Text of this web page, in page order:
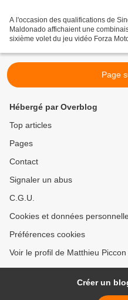
A l'occasion des qualifications de
Maldonado affichaient une
sixième volet du jeu vidéo Forza
Page
Hébergé par Overblog
Top articles
Pages
Contact
Signaler un abus
C.G.U.
Cookies et données
Préférences cookies
Voir le profil de Matthieu
Créer un